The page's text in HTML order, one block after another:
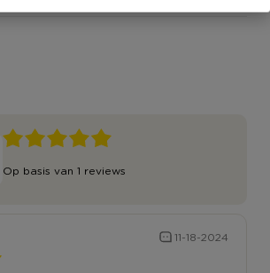
Op basis van 1 reviews
11-18-2024